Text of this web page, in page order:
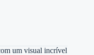
um visual incrível